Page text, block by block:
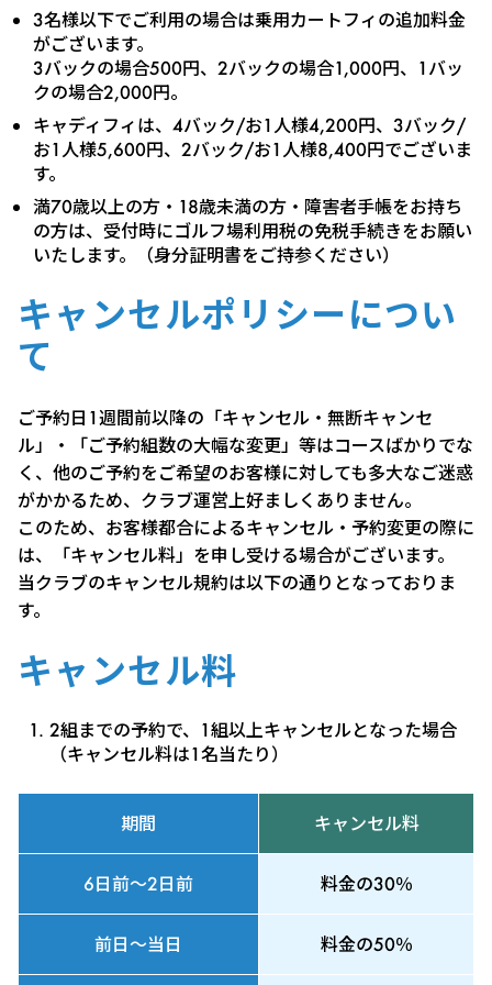
3名様以下でご利用の場合は乗用カートフィの追加料金
がございます。
3バックの場合500円、2バックの場合1,000円、1バッ
クの場合2,000円。
キャディフィは、4バック/お1人様4,200円、3バック/
お1人様5,600円、2バック/お1人様8,400円でございま
す。
満70歳以上の方・18歳未満の方・障害者手帳をお持ち
の方は、受付時にゴルフ場利用税の免税手続きをお願い
いたします。（身分証明書をご持参ください）
キャンセルポリシーについ
て
ご予約日1週間前以降の「キャンセル・無断キャンセ
ル」・「ご予約組数の大幅な変更」等はコースばかりでな
く、他のご予約をご希望のお客様に対しても多大なご迷惑
がかかるため、クラブ運営上好ましくありません。
このため、お客様都合によるキャンセル・予約変更の際に
は、「キャンセル料」を申し受ける場合がございます。
当クラブのキャンセル規約は以下の通りとなっておりま
す。
キャンセル料
2組までの予約で、1組以上キャンセルとなった場合
（キャンセル料は1名当たり）
期間 キャンセル料
6日前～2日前 料金の30％
前日～当日 料金の50％